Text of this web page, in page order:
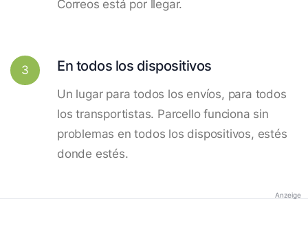
Correos está por llegar.
3 En todos los dispositivos
Un lugar para todos los envíos, para todos
los transportistas. Parcello funciona sin
problemas en todos los dispositivos, estés
donde estés.
Anzeige